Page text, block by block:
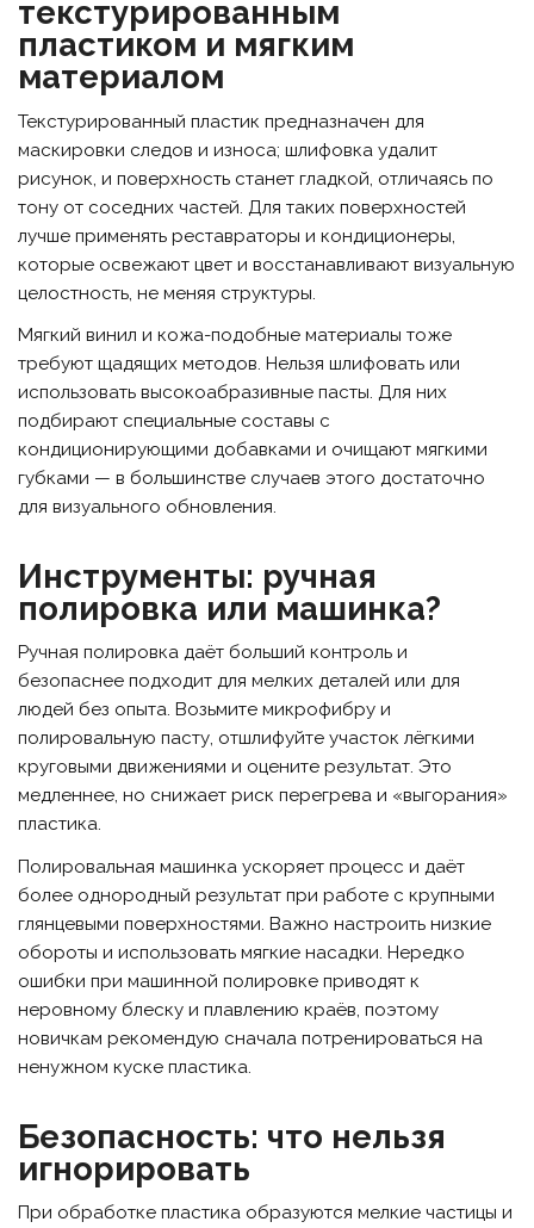
текстурированным
пластиком и мягким
материалом
Текстурированный пластик предназначен для
маскировки следов и износа; шлифовка удалит
рисунок, и поверхность станет гладкой, отличаясь по
тону от соседних частей. Для таких поверхностей
лучше применять реставраторы и кондиционеры,
которые освежают цвет и восстанавливают визуальную
целостность, не меняя структуры.
Мягкий винил и кожа-подобные материалы тоже
требуют щадящих методов. Нельзя шлифовать или
использовать высокоабразивные пасты. Для них
подбирают специальные составы с
кондиционирующими добавками и очищают мягкими
губками — в большинстве случаев этого достаточно
для визуального обновления.
Инструменты: ручная
полировка или машинка?
Ручная полировка даёт больший контроль и
безопаснее подходит для мелких деталей или для
людей без опыта. Возьмите микрофибру и
полировальную пасту, отшлифуйте участок лёгкими
круговыми движениями и оцените результат. Это
медленнее, но снижает риск перегрева и «выгорания»
пластика.
Полировальная машинка ускоряет процесс и даёт
более однородный результат при работе с крупными
глянцевыми поверхностями. Важно настроить низкие
обороты и использовать мягкие насадки. Нередко
ошибки при машинной полировке приводят к
неровному блеску и плавлению краёв, поэтому
новичкам рекомендую сначала потренироваться на
ненужном куске пластика.
Безопасность: что нельзя
игнорировать
При обработке пластика образуются мелкие частицы и